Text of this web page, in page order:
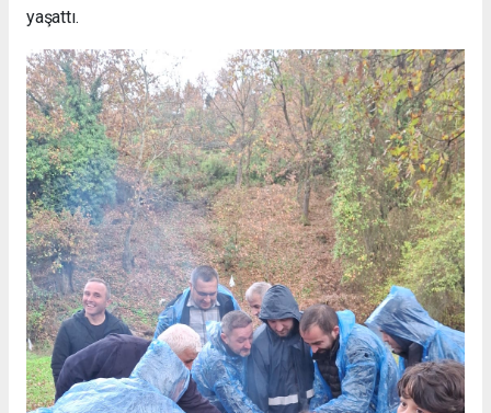
yaşattı.